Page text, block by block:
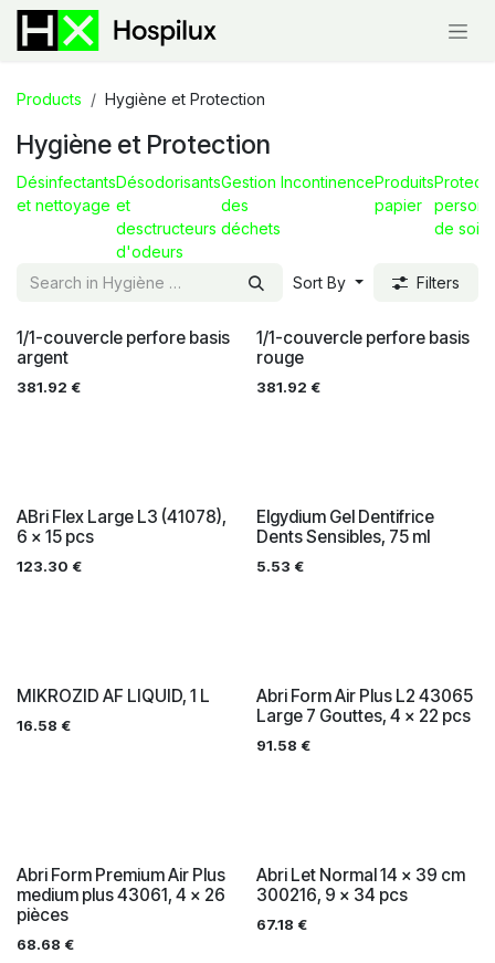
Skip to Content
Products Hygiène et Protection
Hygiène et Protection
Désinfectants
et nettoyage
Désodorisants
et
desctructeurs
d'odeurs
Gestion
des
déchets
IncontinenceProduits
papier
de soins
Sort By Filters
1/1-couvercle perfore basis
argent
381.92 €
1/1-couvercle perfore basis
rouge
381.92 €
ABri Flex Large L3 (41078),
6 x 15 pcs
123.30 €
Elgydium Gel Dentifrice
Dents Sensibles, 75 ml
5.53 €
MIKROZID AF LIQUID, 1 L
16.58 €
Abri Form Air Plus L2 43065
Large 7 Gouttes, 4 x 22 pcs
91.58 €
Abri Form Premium Air Plus
medium plus 43061, 4 x 26
pièces
68.68 €
Abri Let Normal 14 x 39 cm
300216, 9 x 34 pcs
67.18 €